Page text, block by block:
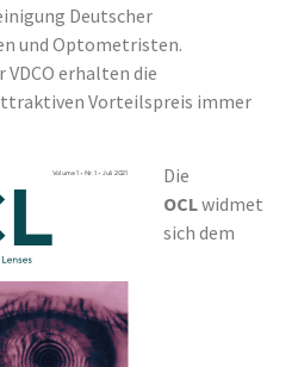
Deutscher
und Optometristen.
erhalten die
Vorteilspreis immer
Die
OCLwidmet
sich dem